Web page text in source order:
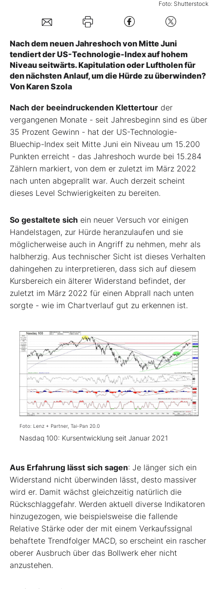
Folgen Sie uns
Kontakt
Foto: Shutterstock
Nach dem neuen Jahreshoch von Mitte Juni
tendiert der US-Technologie-Index auf hohem
Niveau seitwärts. Kapitulation oder Luftholen für
den nächsten Anlauf, um die Hürde zu überwinden?
Von Karen Szola
Nach der beeindruckenden Klettertour der
vergangenen Monate - seit Jahresbeginn sind es über
35 Prozent Gewinn - hat der US-Technologie-
Bluechip-Index seit Mitte Juni ein Niveau um 15.200
Punkten erreicht - das Jahreshoch wurde bei 15.284
Zählern markiert, von dem er zuletzt im März 2022
nach unten abgeprallt war. Auch derzeit scheint
dieses Level Schwierigkeiten zu bereiten.
So gestaltete sich ein neuer Versuch vor einigen
Handelstagen, zur Hürde heranzulaufen und sie
möglicherweise auch in Angriff zu nehmen, mehr als
halbherzig. Aus technischer Sicht ist dieses Verhalten
dahingehen zu interpretieren, dass sich auf diesem
Kursbereich ein älterer Widerstand befindet, der
zuletzt im März 2022 für einen Abprall nach unten
sorgte - wie im Chartverlauf gut zu erkennen ist.
Foto: Lenz + Partner, Tai-Pan 20.0
Nasdaq 100: Kursentwicklung seit Januar 2021
Aus Erfahrung lässt sich sagen: Je länger sich ein
Widerstand nicht überwinden lässt, desto massiver
wird er. Damit wächst gleichzeitig natürlich die
Rückschlaggefahr. Werden aktuell diverse Indikatoren
hinzugezogen, wie beispielsweise die fallende
Relative Stärke oder der mit einem Verkaufssignal
behaftete Trendfolger MACD, so erscheint ein rascher
oberer Ausbruch über das Bollwerk eher nicht
anzustehen.